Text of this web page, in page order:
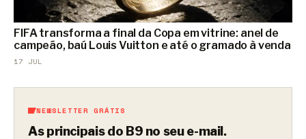
FIFA transforma a final da Copa em vitrine: anel de
campeão, baú Louis Vuitton e até o gramado à venda
17 JUL
NEWSLETTER GRÁTIS
As principais do B9 no seu e-mail.